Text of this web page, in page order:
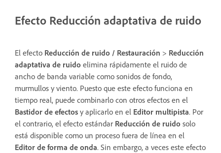
Efecto Reducción adaptativa de ruido
El efecto Reducción de ruido / Restauración > Reducción
adaptativa de ruido elimina rápidamente el ruido de
ancho de banda variable como sonidos de fondo,
murmullos y viento. Puesto que este efecto funciona en
tiempo real, puede combinarlo con otros efectos en el
Bastidor de efectos y aplicarlo en el Editor multipista. Por
el contrario, el efecto estándar Reducción de ruido solo
está disponible como un proceso fuera de línea en el
Editor de forma de onda. Sin embargo, a veces este efecto